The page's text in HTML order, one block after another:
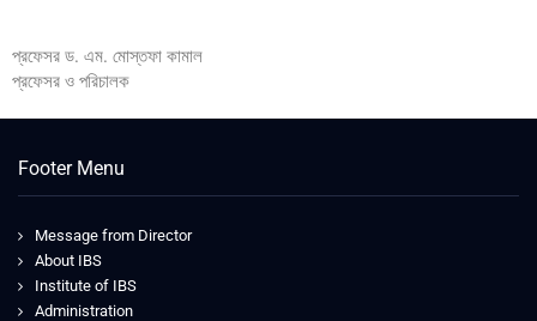
প্রফেসর ড. এম. মোস্তফা কামাল
প্রফেসর ও পরিচালক
Footer Menu
Message from Director
About IBS
Institute of IBS
Administration